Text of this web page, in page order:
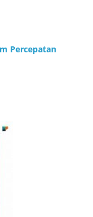
Percepatan